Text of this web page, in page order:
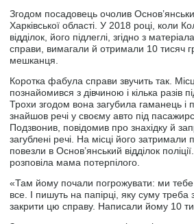
Згодом посадовець очолив Основ’янський
Харківської області. У 2018 році, коли
відділок, його підлеглі, згідно з
справи, вимагали й отримали 10 тисяч
мешканця.
Коротка фабула справи звучить так.
познайомився з дівчиною і кілька разів
Трохи згодом вона загубила гаманець і
знайшов речі у своєму авто під
Подзвонив, повідомив про знахідку й
загублені речі. На місці його затримали
повезли в Основ’янський відділок
розповіла мама потерпілого.
«Там йому почали погрожувати: ми
все. І пишуть на папірці, яку суму
закрити цю справу. Написали йому 10